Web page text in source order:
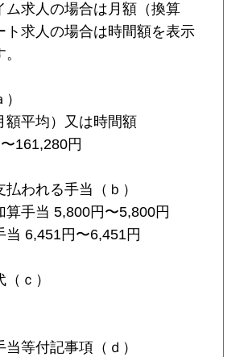
求人の場合は月額（換算
ト求人の場合は時間額を表示
額平均）又は時間額
161,280円
払われる手当（ｂ）
算手当 5,800円〜5,800円
当 6,451円〜6,451円
ｃ）
当等付記事項（ｄ）